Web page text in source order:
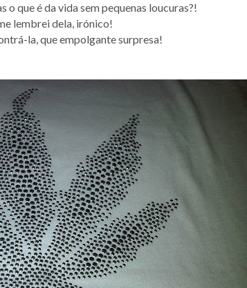
o que é da vida sem pequenas loucuras?!
lembrei dela, irónico!
la, que empolgante surpresa!